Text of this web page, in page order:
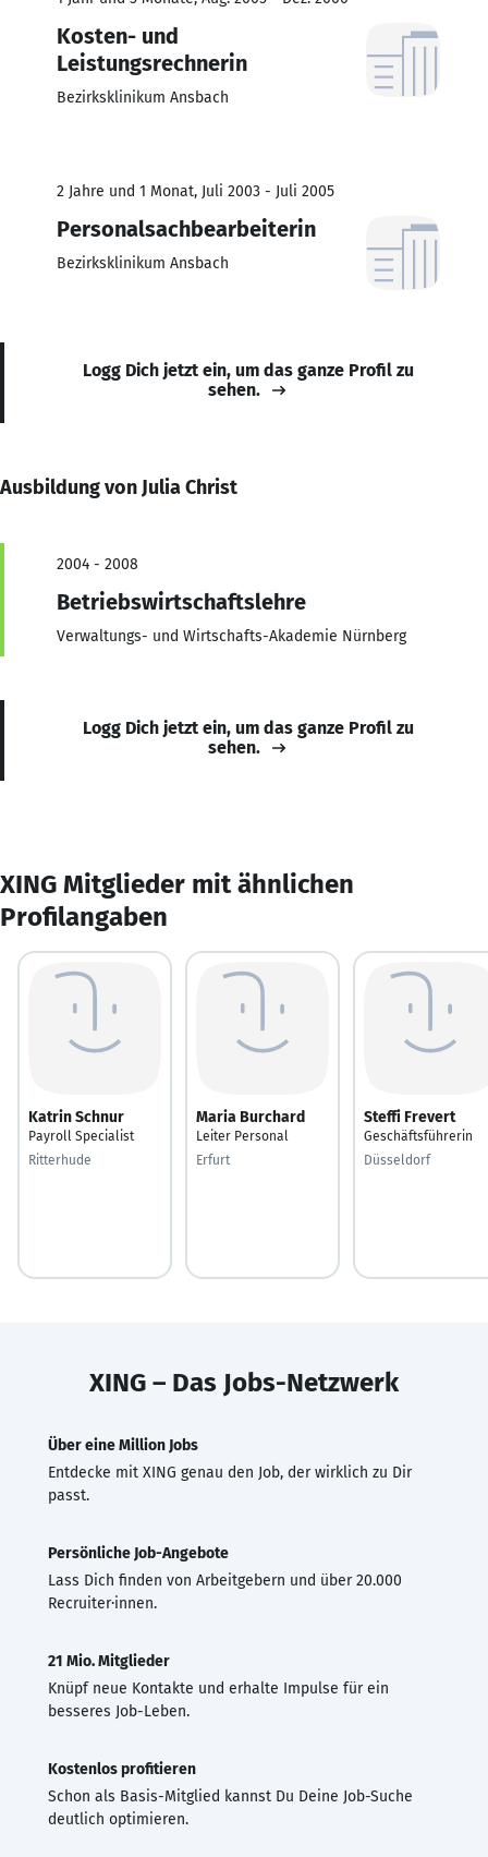
Kosten- und
Leistungsrechnerin
Bezirksklinikum Ansbach
2 Jahre und 1 Monat, Juli 2003 - Juli 2005
Personalsachbearbeiterin
Bezirksklinikum Ansbach
Logg Dich jetzt ein, um das ganze Profil zu
sehen.
Ausbildung von Julia Christ
2004 - 2008
Betriebswirtschaftslehre
Verwaltungs- und Wirtschafts-Akademie Nürnberg
Logg Dich jetzt ein, um das ganze Profil zu
sehen.
XING Mitglieder mit ähnlichen
Profilangaben
Katrin Schnur
Payroll Specialist
Ritterhude
Maria Burchard
Leiter Personal
Erfurt
Steffi Frevert
Geschäftsführerin
Düsseldorf
XING – Das Jobs-Netzwerk
Über eine Million Jobs
Entdecke mit XING genau den Job, der wirklich zu Dir
passt.
Persönliche Job-Angebote
Lass Dich finden von Arbeitgebern und über 20.000
Recruiter·innen.
21 Mio. Mitglieder
Knüpf neue Kontakte und erhalte Impulse für ein
besseres Job-Leben.
Kostenlos profitieren
Schon als Basis-Mitglied kannst Du Deine Job-Suche
deutlich optimieren.